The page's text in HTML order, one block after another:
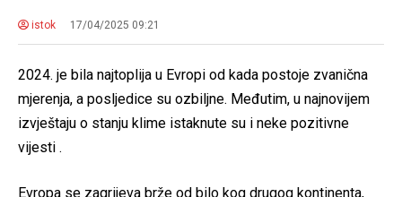
istok 17/04/2025 09:21
2024. je bila najtoplija u Evropi od kada postoje zvanična
mjerenja, a posljedice su ozbiljne. Međutim, u najnovijem
izvještaju o stanju klime istaknute su i neke pozitivne
vijesti .
Evropa se zagrijeva brže od bilo kog drugog kontinenta,